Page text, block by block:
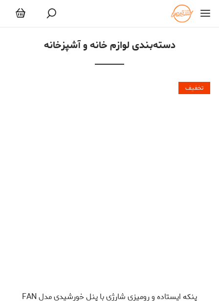
دسته‌بندی لوازم خانه و آشپزخانه
تخفیف
پنکه ایستاده و رومیزی شارژی با پنل خورشیدی مدل FAN